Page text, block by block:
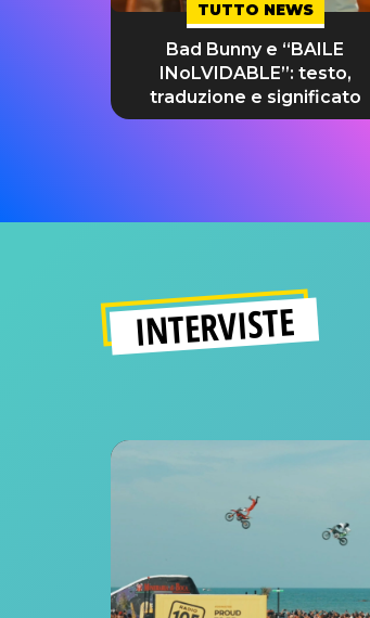
TUTTO NEWS
Bad Bunny e “BAILE
INoLVIDABLE”: testo,
traduzione e significato
INTERVISTE